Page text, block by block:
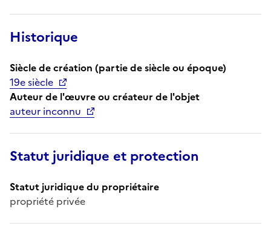
Historique
Siècle de création (partie de siècle ou époque)
19e siècle
Auteur de l'œuvre ou créateur de l'objet
auteur inconnu
Statut juridique et protection
Statut juridique du propriétaire
propriété privée